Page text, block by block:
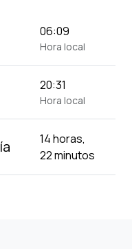
06:09
Hora local
20:31
Hora local
14 horas,
22 minutos